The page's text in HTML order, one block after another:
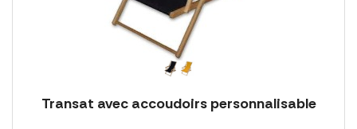
Transat avec accoudoirs personnalisable